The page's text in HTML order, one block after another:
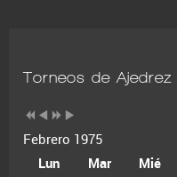
Torneos de
Febrero 1975
Lun
Mar Mié